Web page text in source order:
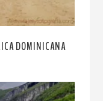
DOMINICANA